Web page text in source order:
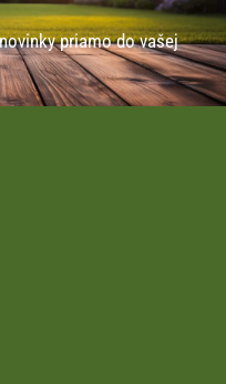
priamo do vašej